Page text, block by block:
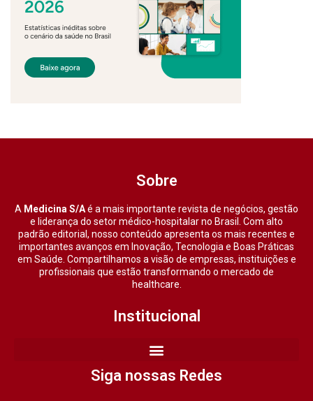
Sobre
A Medicina S/Aé a mais importante revista de negócios, gestão
e liderança do setor médico-hospitalar no Brasil. Com alto
padrão editorial, nosso conteúdo apresenta os mais recentes e
importantes avanços em Inovação, Tecnologia e Boas Práticas
em Saúde. Compartilhamos a visão de empresas, instituições e
profissionais que estão transformando o mercado de
healthcare.
Institucional
Siga nossas Redes